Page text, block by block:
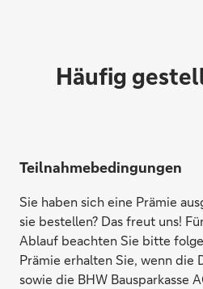
Caso Mikrowelle
Häufig
Teilnahmebedingungen
Sie haben sich eine Prämie
sie bestellen? Das freut uns!
Ablauf beachten Sie bitte
Prämie erhalten Sie, wenn die
sowie die BHW Bausparkasse